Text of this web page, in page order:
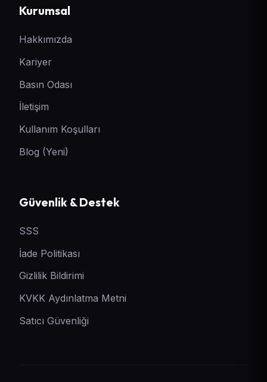
Kurumsal
Hakkımızda
Kariyer
Basın Odası
İletişim
Kullanım Koşulları
Blog (Yeni)
Güvenlik & Destek
SSS
İade Politikası
Gizlilik Bildirimi
KVKK Aydınlatma Metni
Satıcı Güvenliği